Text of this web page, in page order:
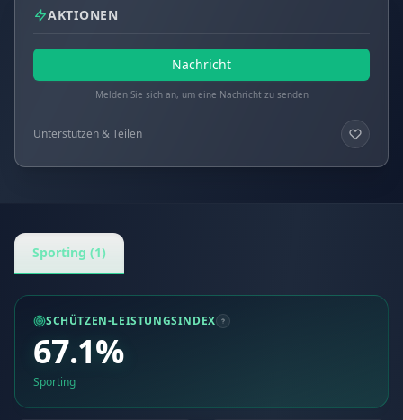
AKTIONEN
Nachricht
Melden Sie sich an, um eine Nachricht zu senden
Unterstützen & Teilen
Sporting (1)
SCHÜTZEN-LEISTUNGSINDEX
67.1%
Sporting